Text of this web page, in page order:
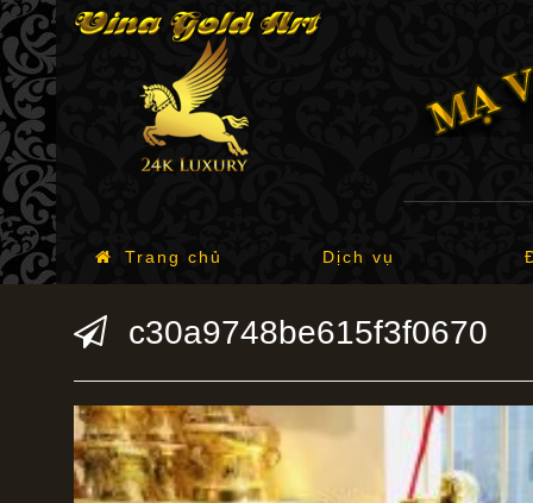
Trang chủ Dịch vụ
c30a9748be615f3f0670